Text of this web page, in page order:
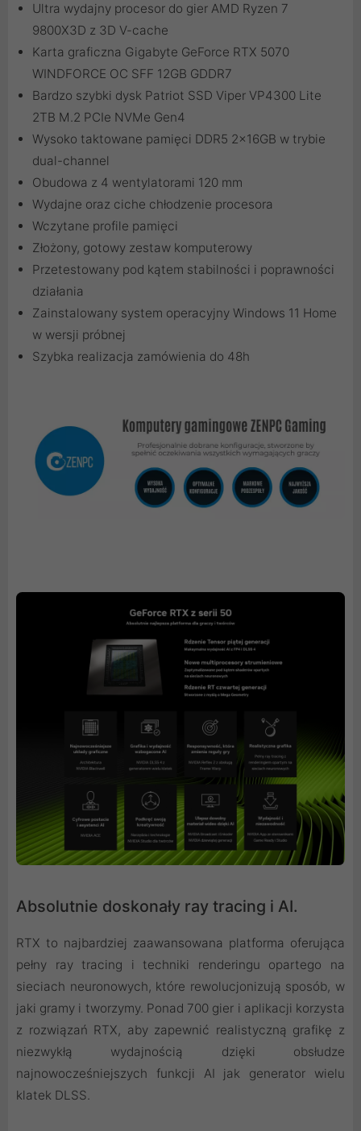
Ultra wydajny procesor do gier AMD Ryzen 7
9800X3D z 3D V-cache
Karta graficzna Gigabyte GeForce RTX 5070
WINDFORCE OC SFF 12GB GDDR7
Bardzo szybki dysk Patriot SSD Viper VP4300 Lite
2TB M.2 PCIe NVMe Gen4
Wysoko taktowane pamięci DDR5 2x16GB w trybie
dual-channel
Obudowa z 4 wentylatorami 120 mm
Wydajne oraz ciche chłodzenie procesora
Wczytane profile pamięci
Złożony, gotowy zestaw komputerowy
Przetestowany pod kątem stabilności i poprawności
działania
Zainstalowany system operacyjny Windows 11 Home
w wersji próbnej
Szybka realizacja zamówienia do 48h
Absolutnie doskonały ray tracing i AI.
RTX to najbardziej zaawansowana platforma oferująca
pełny ray tracing i techniki renderingu opartego na
sieciach neuronowych, które rewolucjonizują sposób, w
jaki gramy i tworzymy. Ponad 700 gier i aplikacji korzysta
z rozwiązań RTX, aby zapewnić realistyczną grafikę z
niezwykłą wydajnością dzięki obsłudze
najnowocześniejszych funkcji AI jak generator wielu
klatek DLSS.